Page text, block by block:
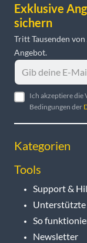
Exklusive
sichern
Tritt Tausenden
Angebot.
Ich akzeptiere die
Bedingungen der
Kategorien
Tools
Support &
So
Newsletter